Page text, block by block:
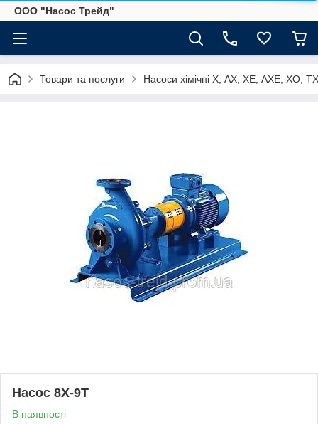
ООО "Насос Трейд"
Товари та послуги Насоси хімічні Х, АХ, ХЕ, АХЕ, ХО,
Насос 8Х-9Т
В наявності